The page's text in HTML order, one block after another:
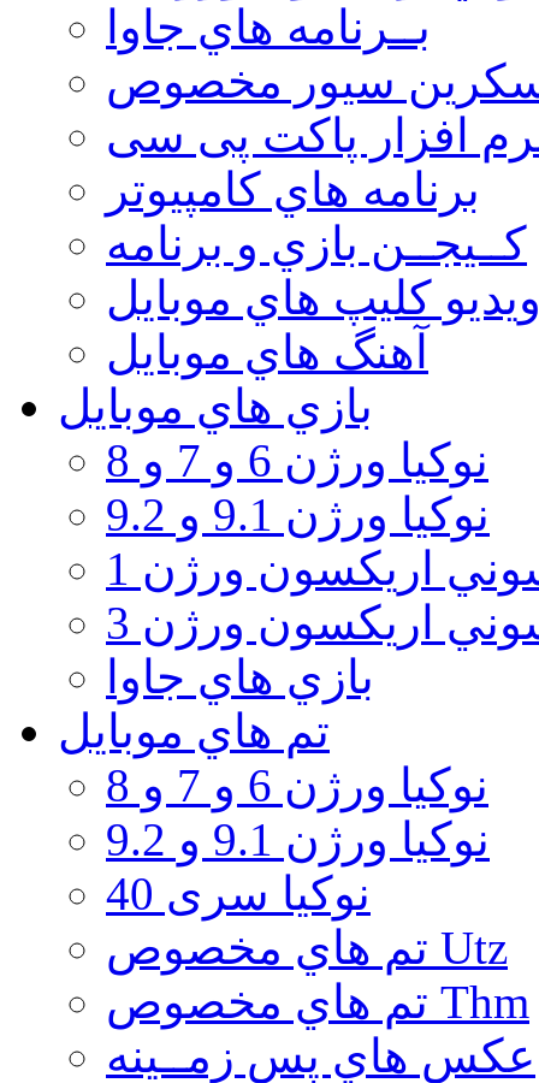
بــرنامه هاي جاوا
سيور مخصوص
افزار پاکت پی سی
برنامه هاي كامپيوتر
كــيجــن بازي و برنامه
كليپ هاي موبايل
آهنگ هاي موبايل
بازي هاي موبايل
نوكيا ورژن 6 و 7 و 8
نوكيا ورژن 9.1 و 9.2
اريكسون ورژن 1
اريكسون ورژن 3
بازي هاي جاوا
تم هاي موبايل
نوكيا ورژن 6 و 7 و 8
نوكيا ورژن 9.1 و 9.2
نوکیا سری 40
تم هاي مخصوص Utz
تم هاي مخصوص Thm
عكس هاي پس زمــينه